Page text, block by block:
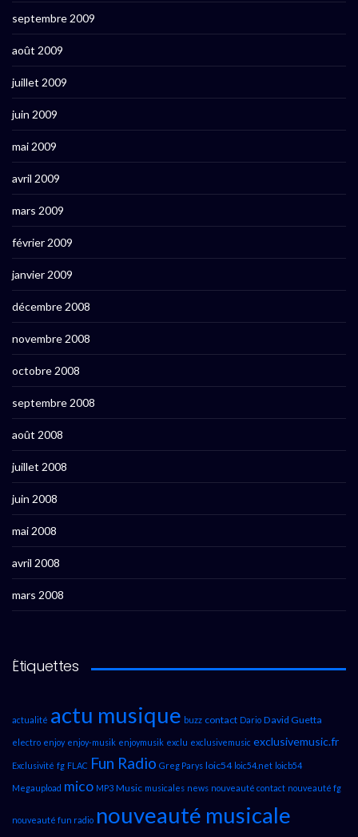
septembre 2009
août 2009
juillet 2009
juin 2009
mai 2009
avril 2009
mars 2009
février 2009
janvier 2009
décembre 2008
novembre 2008
octobre 2008
septembre 2008
août 2008
juillet 2008
juin 2008
mai 2008
avril 2008
mars 2008
Étiquettes
actualité actu musique buzz contact Dario David Guetta
electro enjoy enjoy-musik enjoymusik exclu exclusivemusic exclusivemusic.fr
Exclusivité fg FLAC Fun Radio Greg Parys loic54 loic54.net loicb54
Megaupload mico MP3 Music musicales news nouveauté contact nouveauté fg
nouveauté fun radio nouveauté musicale